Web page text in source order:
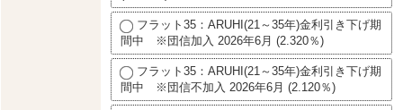
フラット35：ARUHI(21～35年)金利引き下げ期
間中 ※団信加入 2026年6月 (2.320％)
フラット35：ARUHI(21～35年)金利引き下げ期
間中 ※団信不加入 2026年6月 (2.120％)